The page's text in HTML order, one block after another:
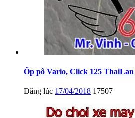
Ốp pô Vario, Click 125
Đăng lúc 17/04/2018 17507